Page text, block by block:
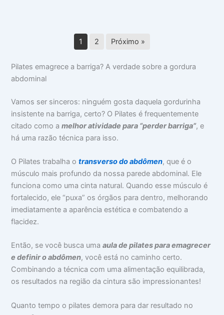
1 2 Próximo »
Pilates emagrece a barriga? A verdade sobre a gordura
abdominal
Vamos ser sinceros: ninguém gosta daquela gordurinha
insistente na barriga, certo? O Pilates é frequentemente
citado como amelhor atividade para “perder barriga”, e
há uma razão técnica para isso.
O Pilates trabalha otransverso do abdômen, que é o
músculo mais profundo da nossa parede abdominal. Ele
funciona como uma cinta natural. Quando esse músculo é
fortalecido, ele “puxa” os órgãos para dentro, melhorando
imediatamente a aparência estética e combatendo a
flacidez.
Então, se você busca umaaula de pilates para emagrecer
e definir o abdômen, você está no caminho certo.
Combinando a técnica com uma alimentação equilibrada,
os resultados na região da cintura são impressionantes!
Quanto tempo o pilates demora para dar resultado no